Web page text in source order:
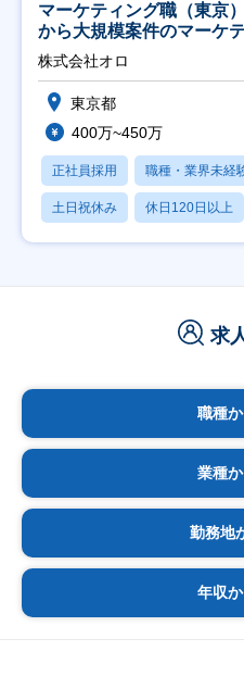
マーケティング職（東京
から大規模案件のマーケ
修充実】
株式会社オロ
東京都
400万~450万
正社員採用 職種・業界未経
土日祝休み 休日120日以上
求
職種
業種
勤務地
年収